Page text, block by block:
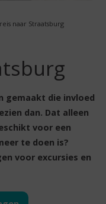
naar Straatsburg
gemaakt die invloed
dan. Dat alleen
voor een
te doen is?
voor excursies en